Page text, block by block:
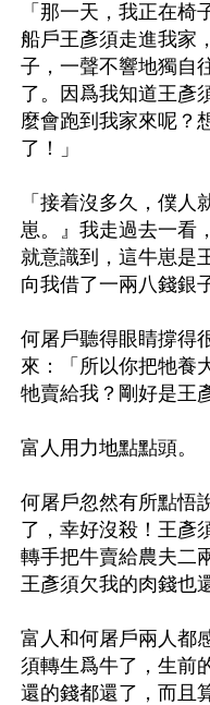
「那一天，我正在
船戶王彥須走進我家
子，一聲不響地獨自
了。因爲我知道王彥
麼會跑到我家來呢？
了！」
「接着沒多久，僕
崽。』我走過去一看
就意識到，這牛崽是
向我借了一兩八錢銀
何屠戶聽得眼睛撐得
來：「所以你把牠養
牠賣給我？剛好是王
富人用力地點點頭。
何屠戶忽然有所點悟
了，幸好沒殺！王彥
轉手把牛賣給農夫二
王彥須欠我的肉錢也
富人和何屠戶兩人都
須轉生爲牛了，生前
還的錢都還了，而且